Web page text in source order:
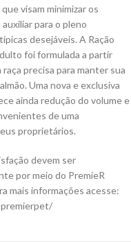
visam minimizar os
para o pleno
desejáveis. A Ração
foi formulada a partir
precisa para manter sua
Uma nova e exclusiva
ainda redução do volume e
de uma
proprietários.
devem ser
por meio do PremieR
mais informações acesse: